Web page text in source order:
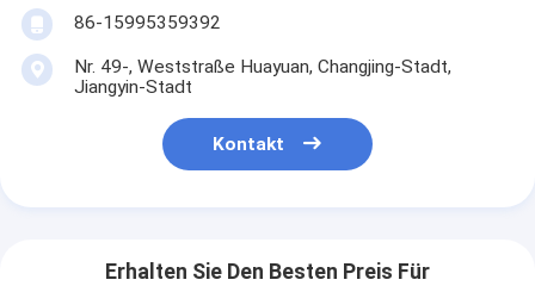
86-15995359392
Nr. 49-, Weststraße Huayuan, Changjing-Stadt,
Jiangyin-Stadt
Kontakt
Erhalten Sie Den Besten Preis Für